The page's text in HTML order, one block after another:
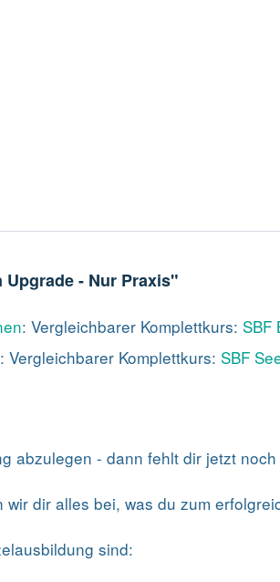
- Nur Praxis"
: Vergleichbarer Komplettkurs: SBF
: Vergleichbarer Komplettkurs: SBF
abzulegen - dann fehlt dir jetzt
dir alles bei, was du zum
sind: